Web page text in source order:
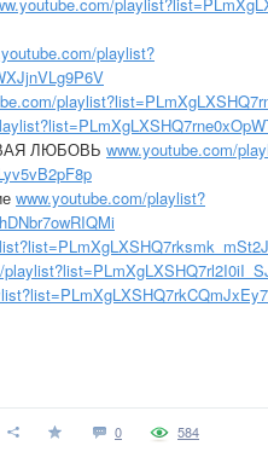
playlist?
ЛЮБОВЬ www.youtube.com/
www.youtube.com/playlist?
0 584